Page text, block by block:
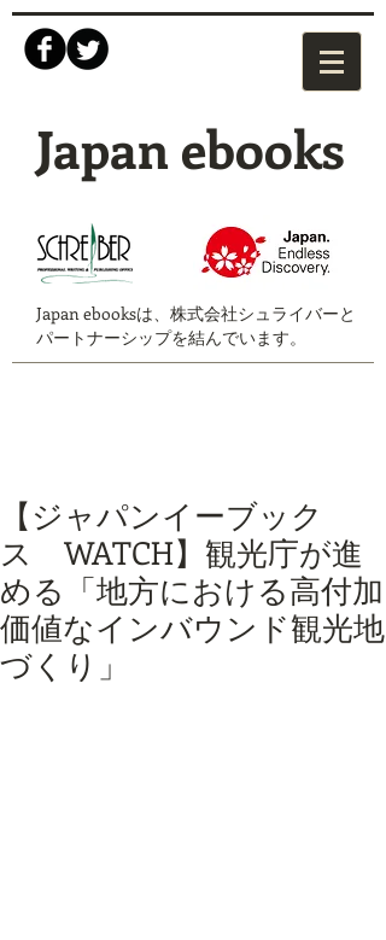
Japan ebooks
Japan ebooksは、株式会社シュライバーと
パートナーシップを結んでいます。
【ジャパンイーブック
ス WATCH】観光庁が進
める「地方における高付加
価値なインバウンド観光地
づくり」